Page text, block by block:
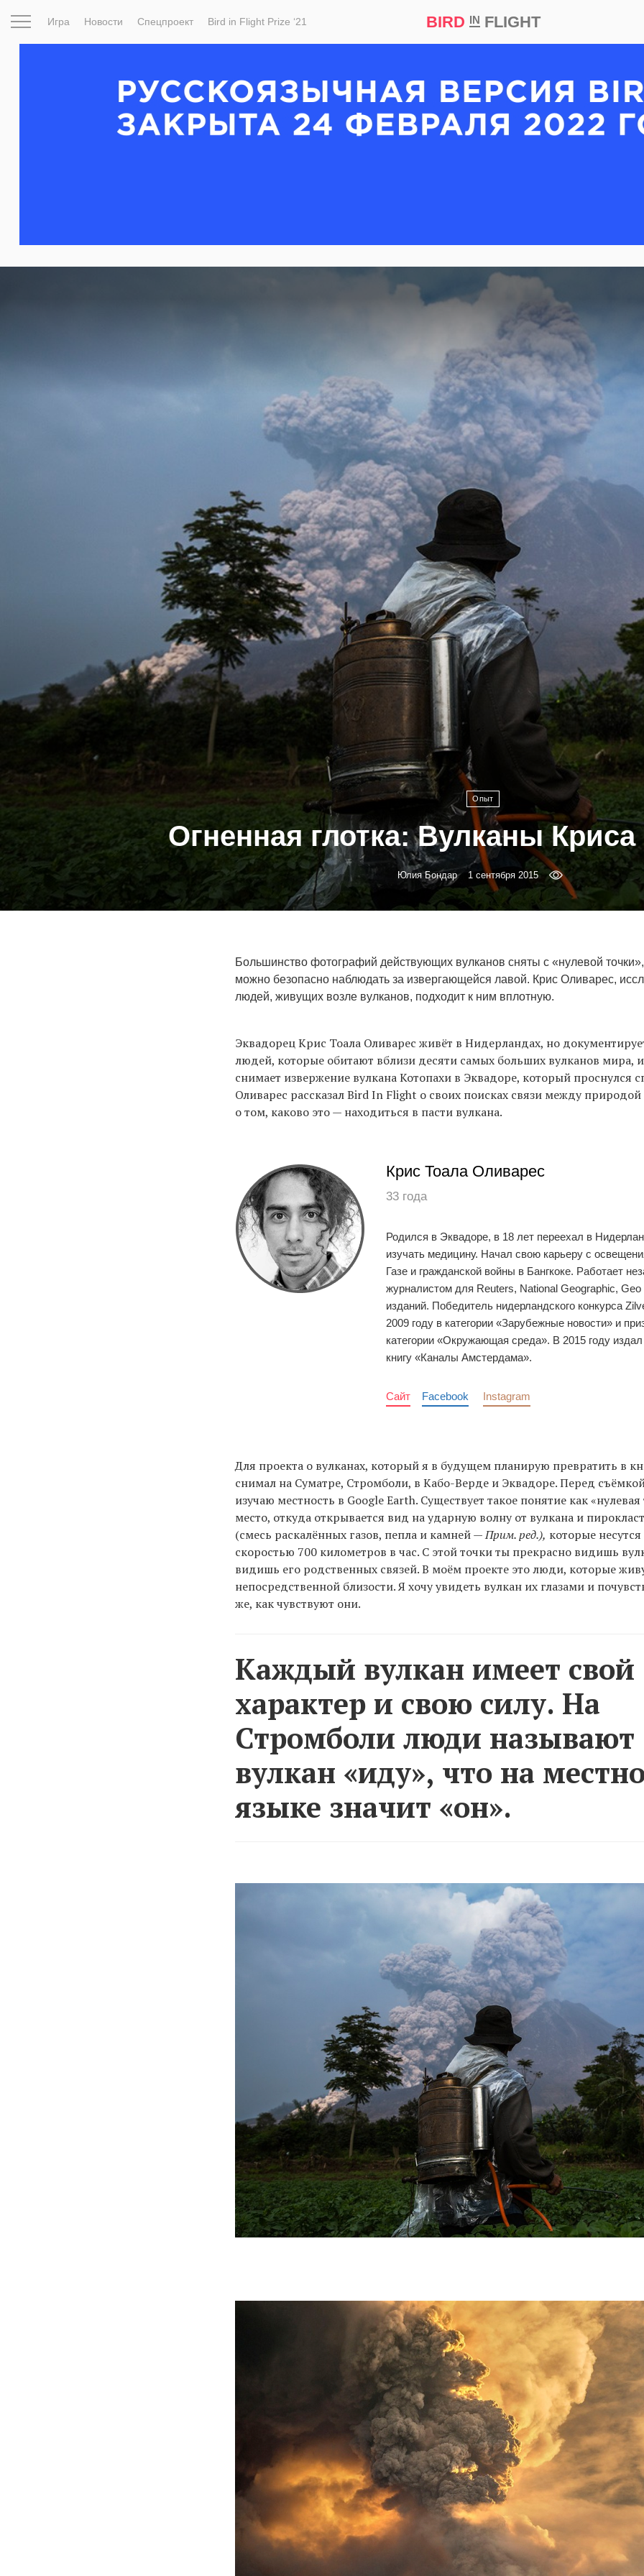
Игра Новости Спецпроект Bird in Flight Prize ‘21 BIRD INFLIGHT
Опыт
Огненная глотка: Вулканы
Юлия Бондар 1 сентября 2015
Большинство фотографий действующих вулканов сняты с «нулевой точки»,
можно безопасно наблюдать за извергающейся лавой. Крис Оливарес,
людей, живущих возле вулканов, подходит к ним вплотную.
Эквадорец Крис Тоала Оливарес живёт в Нидерландах, но
людей, которые обитают вблизи десяти самых больших вулканов мира,
снимает извержение вулкана Котопахи в Эквадоре, который проснулся
Оливарес рассказал Bird In Flight о своих поисках связи между
о том, каково это — находиться в пасти вулкана.
Крис Тоала Оливарес
33 года
Родился в Эквадоре, в 18 лет переехал в
изучать медицину. Начал свою карьеру с
Газе и гражданской войны в Бангкоке. Работает
журналистом для Reuters, National Geographic, Geo
изданий. Победитель нидерландского конкурса
2009 году в категории «Зарубежные новости» и
категории «Окружающая среда». В 2015 году
книгу «Каналы Амстердама».
Сайт Facebook Instagram
Для проекта о вулканах, который я в будущем планирую превратить в
снимал на Суматре, Стромболи, в Кабо-Верде и Эквадоре. Перед
изучаю местность в Google Earth. Существует такое понятие как
место, откуда открывается вид на ударную волну от вулкана и
(смесь раскалённых газов, пепла и камней —Прим. ред.), которые
скоростью 700 километров в час. С этой точки ты прекрасно видишь
видишь его родственных связей. В моём проекте это люди, которые
непосредственной близости. Я хочу увидеть вулкан их глазами и
же, как чувствуют они.
Каждый вулкан имеет свой
характер и свою силу. На
Стромболи люди называют
вулкан «иду», что на
языке значит «он».